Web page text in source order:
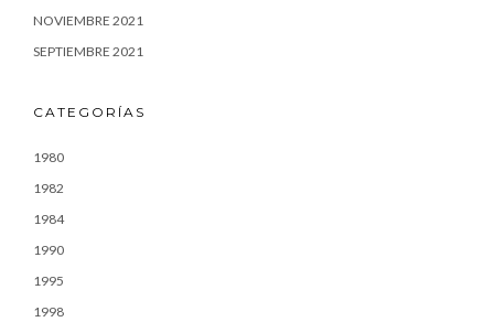
NOVIEMBRE 2021
SEPTIEMBRE 2021
CATEGORÍAS
1980
1982
1984
1990
1995
1998